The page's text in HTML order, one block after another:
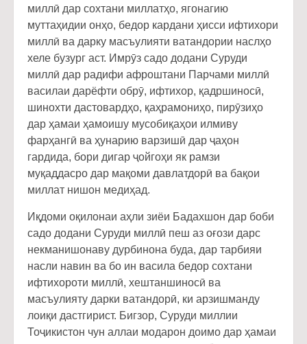
миллӣ дар сохтани миллатҳо, ягонагию
муттаҳидии онҳо, бедор кардани ҳисси ифтихори
миллӣ ва дарку масъулияти ватандории наслҳо
хеле бузург аст. Имрӯз садо додани Суруди
миллӣ дар радифи афроштани Парчами миллӣ
василаи дарёфти обрӯ, ифтихор, қадршиносӣ,
шинохти дастовардҳо, қаҳрамониҳо, пирӯзиҳо
дар ҳамаи ҳамоишу мусобиқаҳои илмиву
фарҳангӣ ва ҳунарию варзишӣ дар ҷаҳон
гардида, бори дигар ҷойгоҳи як рамзи
муқаддасро дар мақоми давлатдорӣ ва бақои
миллат нишон медиҳад.
Иқдоми оқилонаи аҳли зиёи Бадахшон дар боби
садо додани Суруди миллӣ пеш аз оғози дарс
некманишонаву дурбинона буда, дар тарбияи
насли навин ва бо ин васила бедор сохтани
ифтихороти миллӣ, хештаншиносӣ ва
масъулияту дарки ватандорӣ, ки арзишманду
лоиқи дастгирист. Бигзор, Суруди миллии
Тоҷикистон чун аллаи модарон доимо дар ҳамаи